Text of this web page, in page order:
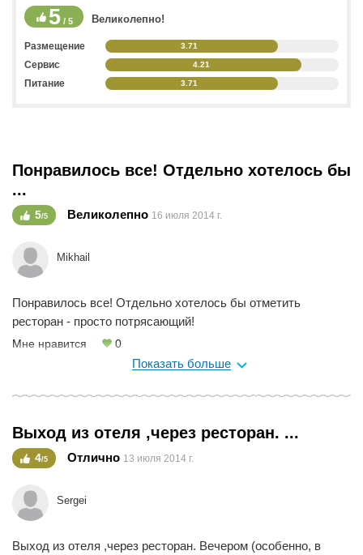
5 / 5 Великолепно!
Размещение 3.71
Сервис 4.21
Питание 3.71
Понравилось все! Отдельно хотелось бы
...
5/5 Великолепно 16 июля 2014 г.
Mikhail
Понравилось все! Отдельно хотелось бы отметить
ресторан - просто потрясающий!
Мне нравится 0
Показать больше
Выход из отеля ,через ресторан. ...
4/5 Отлично 13 июля 2014 г.
Sergei
Выход из отеля ,через ресторан. Вечером (особенно, в